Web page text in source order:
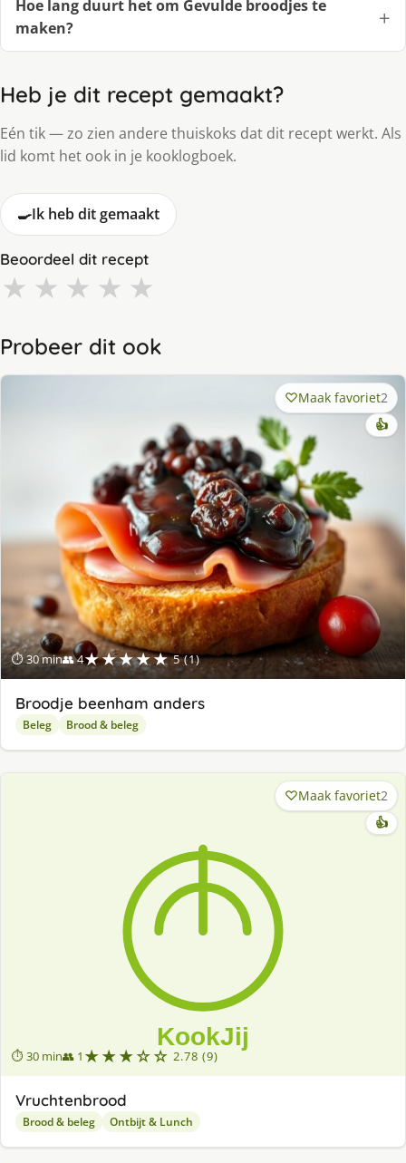
Hoe lang duurt het om Gevulde broodjes te
maken?
Heb je dit recept gemaakt?
Eén tik — zo zien andere thuiskoks dat dit recept werkt. Als
lid komt het ook in je kooklogboek.
🍳Ik heb dit gemaakt
Beoordeel dit recept
★ ★ ★ ★ ★
Probeer dit ook
⏱ 30 min👥 4★★★★★ 5 (1)
Maak favoriet2
👍
Broodje beenham anders
Beleg Brood & beleg
⏱ 30 min👥 1 ★★★☆☆ 2.78 (9)
Maak favoriet2
👍
Vruchtenbrood
Brood & beleg Ontbijt & Lunch